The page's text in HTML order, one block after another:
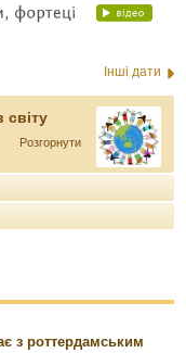
Інші дати
світу
Розгорнути
з роттердамським